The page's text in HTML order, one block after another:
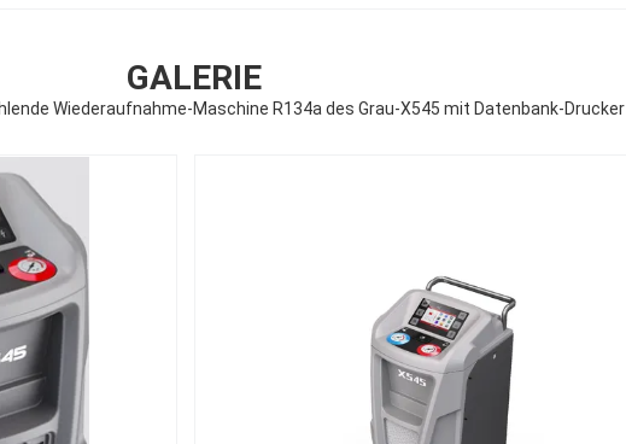
GALERIE
Wiederaufnahme-Maschine R134a des Grau-X545 mit Datenbank-Drucker